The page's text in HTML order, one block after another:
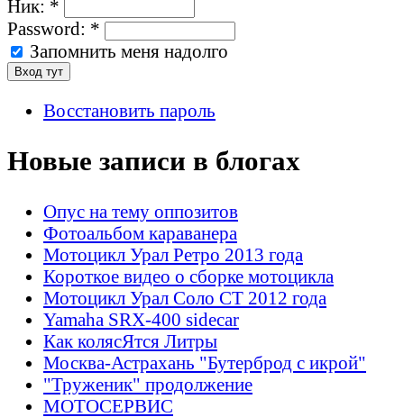
Ник: *
Password: *
Запомнить меня надолго
Восстановить пароль
Новые записи в блогах
Опус на тему оппозитов
Фотоальбом караванера
Мотоцикл Урал Ретро 2013 года
Короткое видео о сборке мотоцикла
Мотоцикл Урал Соло СТ 2012 года
Yamaha SRX-400 sidecar
Как колясЯтся Литры
Москва-Астрахань "Бутерброд с икрой"
"Труженик" продолжение
МОТОСЕРВИС